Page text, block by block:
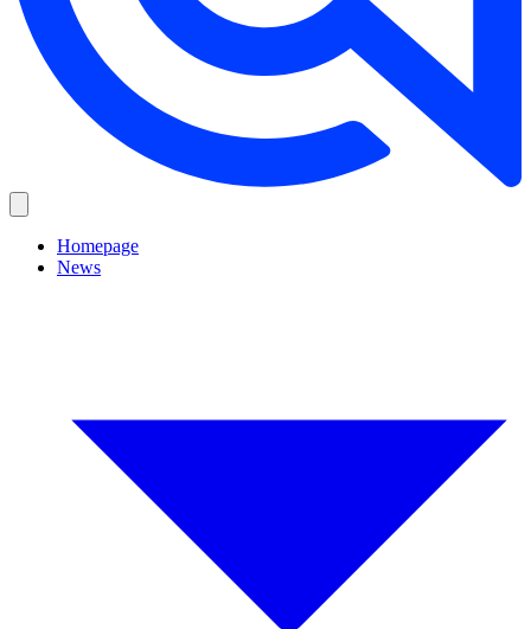
Homepage
News